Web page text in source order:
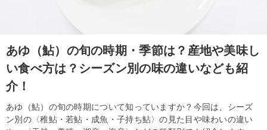
あゆ（鮎）の旬の時期・季節は？産地や美味し
い食べ方は？シーズン別の味の違いなども紹
介！
あゆ（鮎）の旬の時期について知っていますか？今回は、シーズ
ン別の〈稚鮎・若鮎・成魚・子持ち鮎〉の見た目や味わいの違い